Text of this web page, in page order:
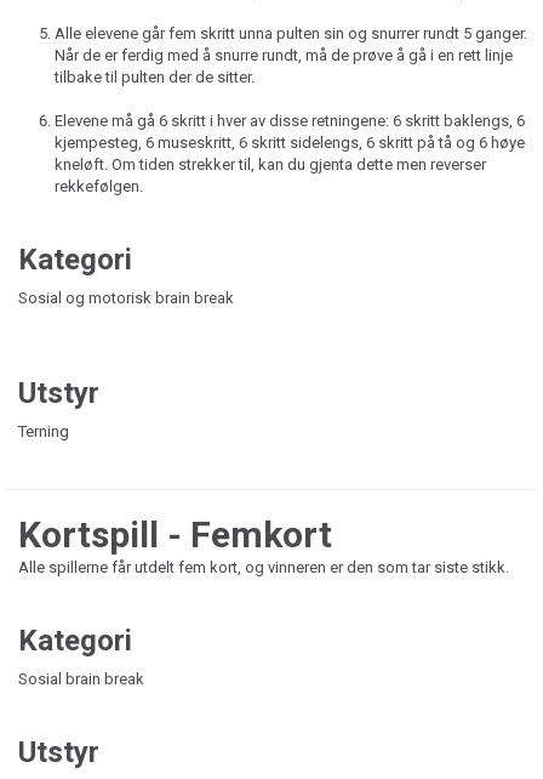
Alle elevene går fem skritt unna pulten sin og snurrer rundt 5 ganger.
Når de er ferdig med å snurre rundt, må de prøve å gå i en rett linje
tilbake til pulten der de sitter.
Elevene må gå 6 skritt i hver av disse retningene: 6 skritt baklengs, 6
kjempesteg, 6 museskritt, 6 skritt sidelengs, 6 skritt på tå og 6 høye
kneløft. Om tiden strekker til, kan du gjenta dette men reverser
rekkefølgen.
Kategori
Sosial og motorisk brain break
Utstyr
Terning
Kortspill - Femkort
Alle spillerne får utdelt fem kort, og vinneren er den som tar siste stikk.
Kategori
Sosial brain break
Utstyr